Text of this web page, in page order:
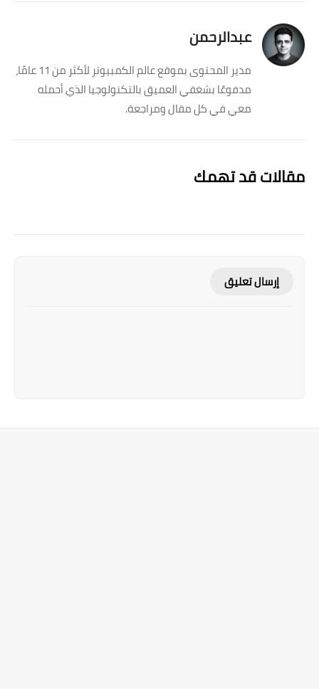
عبدالرحمن
مدير المحتوى بموقع عالم الكمبيوتر لأكثر من 11 عامًا،
مدفوعًا بشغفي العميق بالتكنولوجيا الذي أحمله
معي في كل مقال ومراجعة.
مقالات قد تهمك
إرسال تعليق